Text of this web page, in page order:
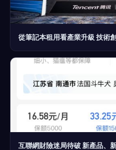
從筆記本租用看產業升級 技術
互聯網財險迷局待破 新產品、